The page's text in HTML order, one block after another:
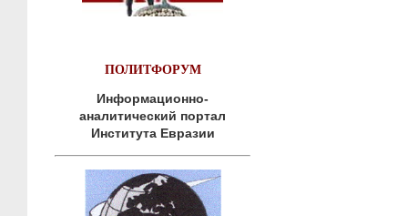
ПОЛИТФОРУМ
Информационно-
аналитический портал
Института Евразии